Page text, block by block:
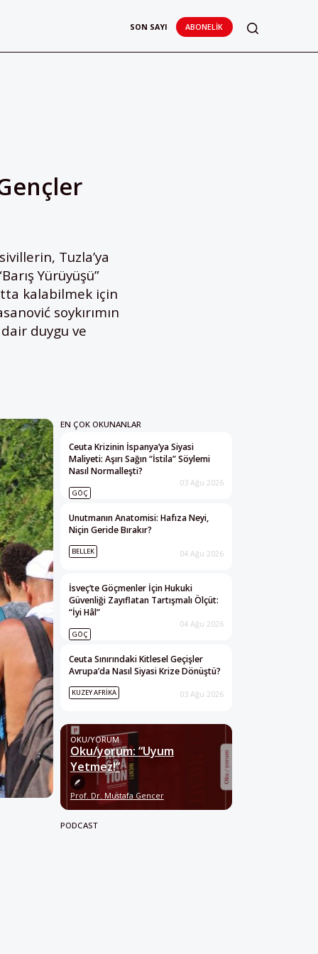
SON SAYI ABONELIK
Tuzla’ya
Yürüyüşü”
kalabilmek için
soykırımın
duygu ve
EN ÇOK OKUNANLAR
Ceuta Krizinin İspanya’ya Siyasi
Maliyeti: Aşırı Sağın “İstila” Söylemi
Nasıl Normalleşti?
GÖÇ
03 Ağu 2026
Unutmanın Anatomisi: Hafıza Neyi,
Niçin Geride Bırakır?
BELLEK 04 Ağu 2026
İsveç’te Göçmenler İçin Hukuki
Güvenliği Zayıflatan Tartışmalı Ölçüt:
“İyi Hâl”
GÖÇ
04 Ağu 2026
Ceuta Sınırındaki Kitlesel Geçişler
Avrupa’da Nasıl Siyasi Krize Dönüştü?
KUZEY AFRIKA 03 Ağu 2026
OKU/YORUM
Oku/yorum: “Uyum
Yetmez!”
Prof. Dr. Mustafa Gencer
PODCAST